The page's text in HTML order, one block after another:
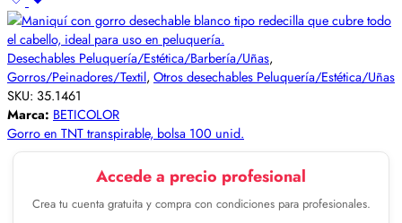
Desechables Peluquería/Estética/Barbería/Uñas,
Gorros/Peinadores/Textil, Otros desechables Peluquería/Estética/Uñas
SKU: 35.1461
Marca: BETICOLOR
Gorro en TNT transpirable, bolsa 100 unid.
Accede a precio profesional
Crea tu cuenta gratuita y compra con condiciones para profesionales.